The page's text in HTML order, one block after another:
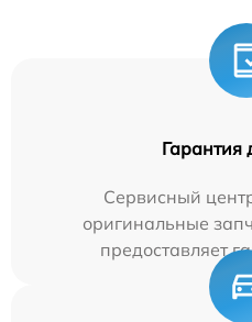
Гарантия
Сервисный
оригинальные
предоставляет